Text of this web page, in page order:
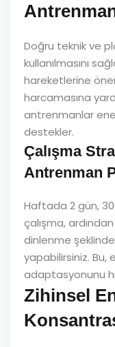
Doğru teknik ve
kullanılmasını
hareketlerine
harcamasına
antrenmanlar
destekler.
Çalışma
Antrenman
Haftada 2 gün,
çalışma,
dinlenme
yapabilirsiniz. Bu,
adaptasyonunu
Zihinsel